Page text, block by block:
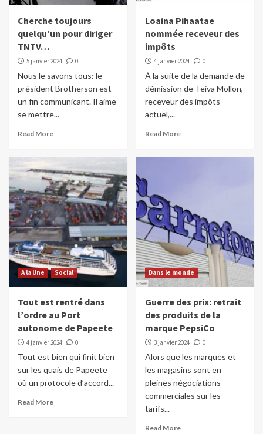
Cherche toujours
quelqu’un pour diriger
TNTV…
5 janvier 2024 0
Nous le savons tous: le
président Brotherson est
un fin communicant. Il aime
se mettre...
Read More
Loaina Pihaatae
nommée receveur des
impôts
4 janvier 2024 0
À la suite de la demande de
démission de Teiva Mollon,
receveur des impôts
actuel,...
Read More
A la Une Social
Tout est rentré dans
l’ordre au Port
autonome de Papeete
4 janvier 2024 0
Tout est bien qui finit bien
sur les quais de Papeete
où un protocole d’accord...
Read More
Dans le monde
Guerre des prix: retrait
des produits de la
marque PepsiCo
3 janvier 2024 0
Alors que les marques et
les magasins sont en
pleines négociations
commerciales sur les
tarifs...
Read More